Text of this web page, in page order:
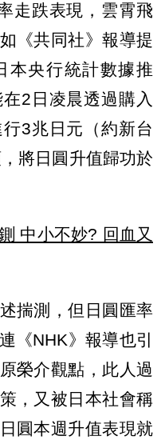
走跌表現，雲霄飛
《共同社》報導提
本央行統計數據推
2日凌晨透過購入
3兆日元（約新台
將日圓升值歸功於
中小不妙? 回血又
揣測，但日圓匯率
《NHK》報導也引
榮介觀點，此人過
，又被日本社會稱
圓本週升值表現就